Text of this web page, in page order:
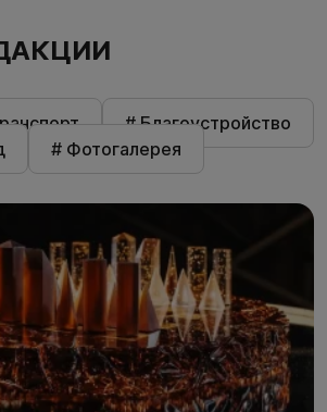
# Благоустройство
# Фотогалерея